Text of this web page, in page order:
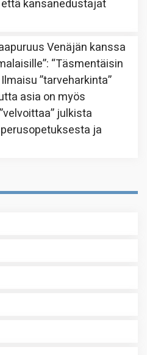
kansanedustajat
Venäjän kanssa
: “Täsmentäisin
”tarveharkinta”
asia on myös
julkista
ja